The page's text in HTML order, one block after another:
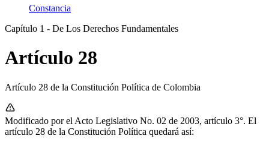
Constancia
Capítulo 1 - De Los Derechos Fundamentales
Artículo 28
Artículo 28 de la Constitución Política de Colombia
Modificado por el Acto Legislativo No. 02 de 2003, artículo 3°. El
artículo 28 de la Constitución Política quedará así: